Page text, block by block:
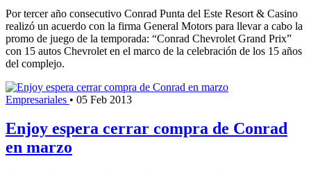
Por tercer año consecutivo Conrad Punta del Este Resort & Casino
realizó un acuerdo con la firma General Motors para llevar a cabo la
promo de juego de la temporada: “Conrad Chevrolet Grand Prix”
con 15 autos Chevrolet en el marco de la celebración de los 15 años
del complejo.
Empresariales • 05 Feb 2013
Enjoy espera cerrar compra de Conrad
en marzo